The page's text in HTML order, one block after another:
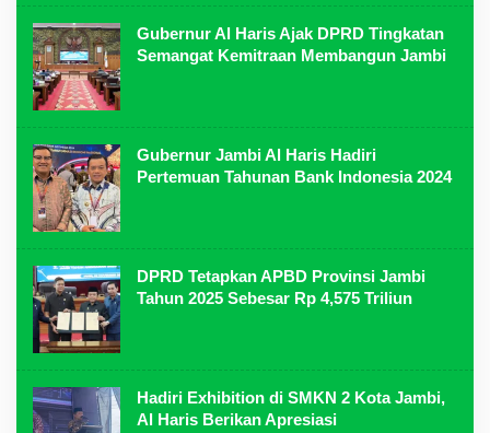
Gubernur Al Haris Ajak DPRD Tingkatan
Semangat Kemitraan Membangun Jambi
Gubernur Jambi Al Haris Hadiri
Pertemuan Tahunan Bank Indonesia 2024
DPRD Tetapkan APBD Provinsi Jambi
Tahun 2025 Sebesar Rp 4,575 Triliun
Hadiri Exhibition di SMKN 2 Kota Jambi,
Al Haris Berikan Apresiasi